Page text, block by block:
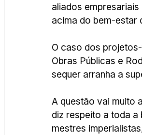
aliados
acima do bem-estar
O caso dos
Obras Públicas e
sequer arranha a
A questão vai muito
diz respeito a toda
mestres